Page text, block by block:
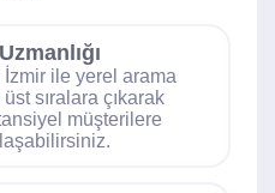
ile yerel arama
sıralara çıkarak
müşterilere